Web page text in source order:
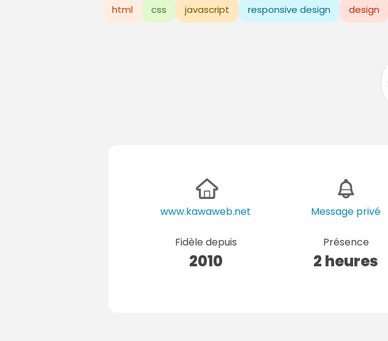
html css javascript responsive design design
www.kawaweb.net Message privé
Fidèle depuis
2010
Présence
2 heures